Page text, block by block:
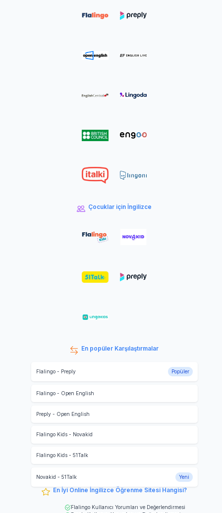
Çocuklar için İngilizce
En popüler Karşılaştırmalar
Flalingo- Preply Popüler
Flalingo- Open English
Preply- Open English
Flalingo Kids- Novakid
Flalingo Kids- 51Talk
Novakid - 51Talk Yeni
En İyi Online İngilizce Öğrenme Sitesi Hangisi?
Flalingo Kullanıcı Yorumları ve Değerlendirmesi